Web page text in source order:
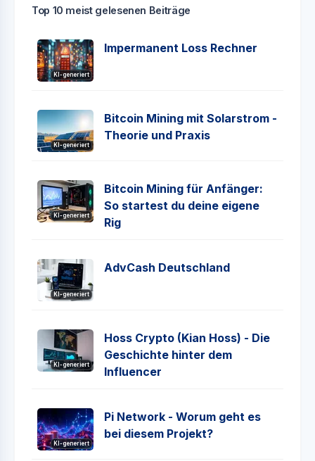
Top 10 meist gelesenen Beiträge
KI-generiert
Impermanent Loss Rechner
KI-generiert
Bitcoin Mining mit Solarstrom -
Theorie und Praxis
KI-generiert
Bitcoin Mining für Anfänger:
So startest du deine eigene
Rig
KI-generiert
AdvCash Deutschland
KI-generiert
Hoss Crypto (Kian Hoss) - Die
Geschichte hinter dem
Influencer
KI-generiert
Pi Network - Worum geht es
bei diesem Projekt?